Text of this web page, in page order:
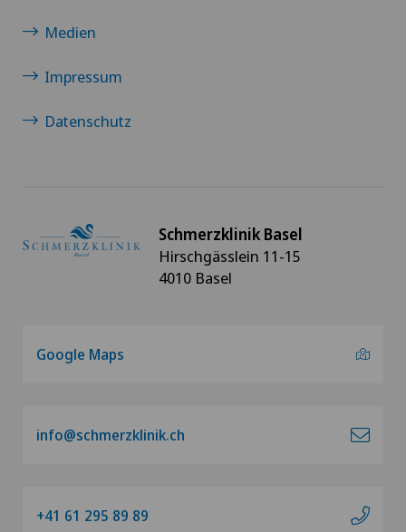
Medien
Impressum
Datenschutz
Schmerzklinik Basel
Hirschgässlein 11-15
4010 Basel
Google Maps
info@schmerzklinik.ch
+41 61 295 89 89